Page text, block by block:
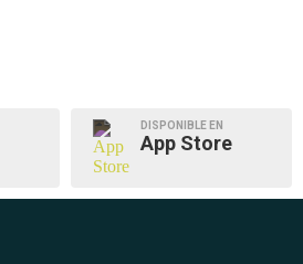
DISPONIBLE EN
App Store